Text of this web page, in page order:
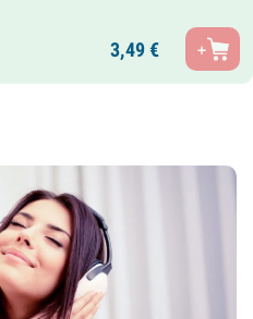
3,49€